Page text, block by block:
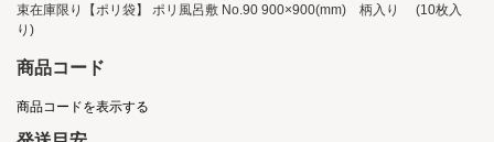
束在庫限り【ポリ袋】 ポリ風呂敷 No.90 900×900(mm) 柄入り (10枚入
り)
商品コード
商品コードを表示する